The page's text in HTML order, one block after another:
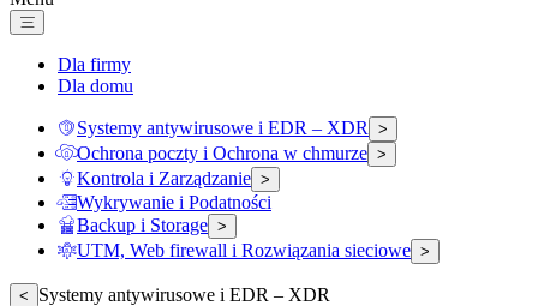
Dla firmy
Dla domu
Systemy antywirusowe i EDR – XDR >
Ochrona poczty i Ochrona w chmurze >
Kontrola i Zarządzanie >
Wykrywanie i Podatności
Backup i Storage >
UTM, Web firewall i Rozwiązania sieciowe >
< Systemy antywirusowe i EDR – XDR